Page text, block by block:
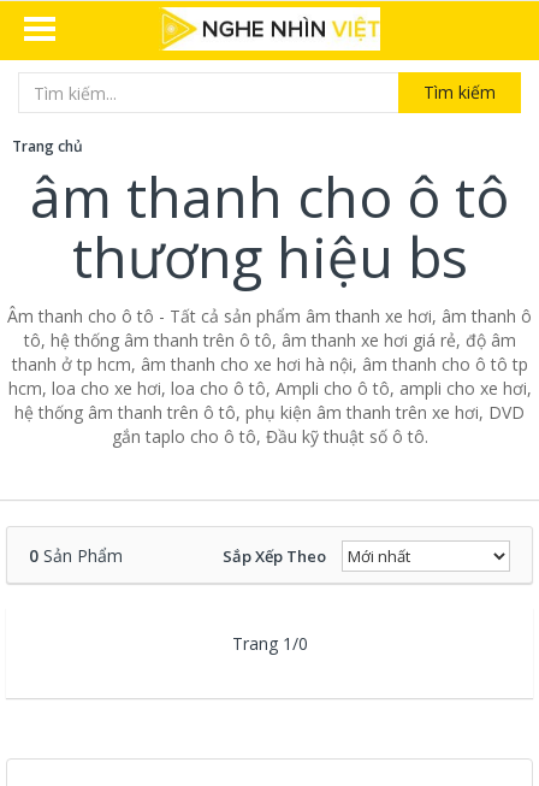
Tìm kiếm
Trang chủ
âm thanh cho ô tô
thương hiệu bs
Âm thanh cho ô tô - Tất cả sản phẩm âm thanh xe hơi, âm thanh ô
tô, hệ thống âm thanh trên ô tô, âm thanh xe hơi giá rẻ, độ âm
thanh ở tp hcm, âm thanh cho xe hơi hà nội, âm thanh cho ô tô tp
hcm, loa cho xe hơi, loa cho ô tô, Ampli cho ô tô, ampli cho xe hơi,
hệ thống âm thanh trên ô tô, phụ kiện âm thanh trên xe hơi, DVD
gắn taplo cho ô tô, Đầu kỹ thuật số ô tô.
0 Sản Phẩm Sắp Xếp Theo
Trang 1/0